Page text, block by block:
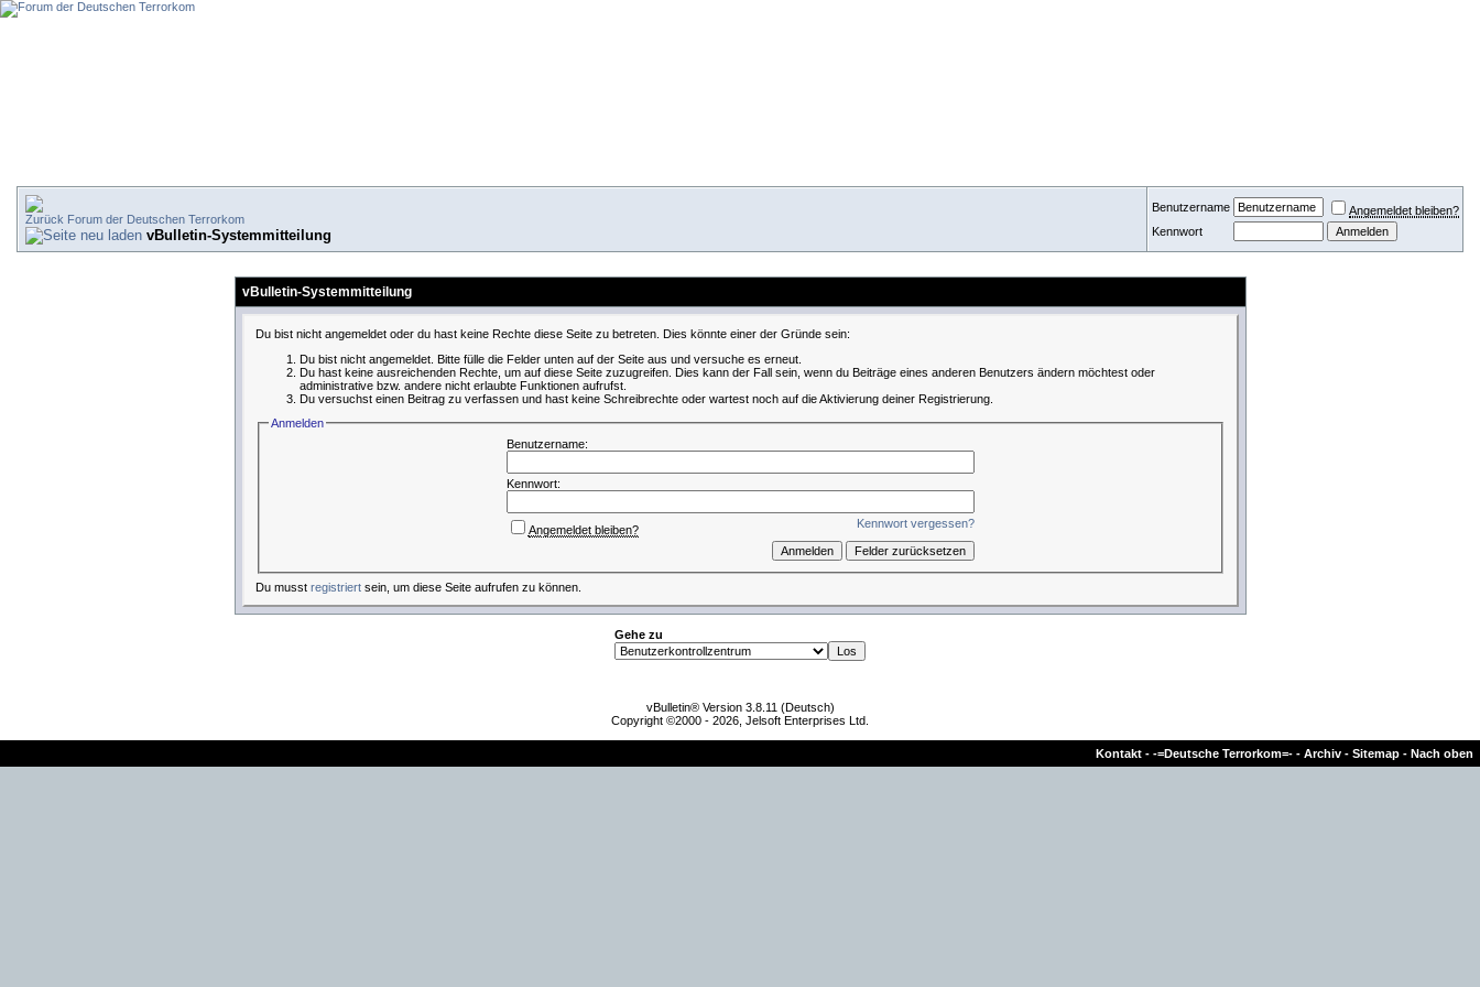
Forum der Deutschen Terrorkom
vBulletin-Systemmitteilung
Benutzername
Angemeldet bleiben?
Kennwort
vBulletin-Systemmitteilung
Du bist nicht angemeldet oder du hast keine Rechte diese Seite zu betreten. Dies könnte einer der Gründe sein:
Du bist nicht angemeldet. Bitte fülle die Felder unten auf der Seite aus und versuche es erneut.
Du hast keine ausreichenden Rechte, um auf diese Seite zuzugreifen. Dies kann der Fall sein, wenn du Beiträge eines anderen Benutzers ändern möchtest oder
administrative bzw. andere nicht erlaubte Funktionen aufrufst.
Du versuchst einen Beitrag zu verfassen und hast keine Schreibrechte oder wartest noch auf die Aktivierung deiner Registrierung.
Anmelden
Benutzername:
Kennwort:
Kennwort vergessen?
Angemeldet bleiben?
Du musst registriertsein, um diese Seite aufrufen zu können.
Gehe zu
vBulletin® Version 3.8.11 (Deutsch)
Copyright ©2000 - 2026, Jelsoft Enterprises Ltd.
Kontakt - -=Deutsche Terrorkom=- - Archiv - Sitemap - Nach oben